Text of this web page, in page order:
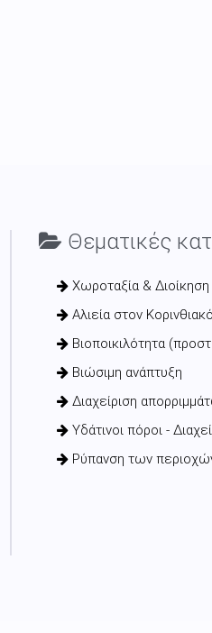
Θεματικές
Χωροταξία & Διοίκηση
Αλιεία στον
Βιοποικιλότητα
Βιώσιμη ανάπτυξη
Διαχείριση
Υδάτινοι πόροι -
Ρύπανση των